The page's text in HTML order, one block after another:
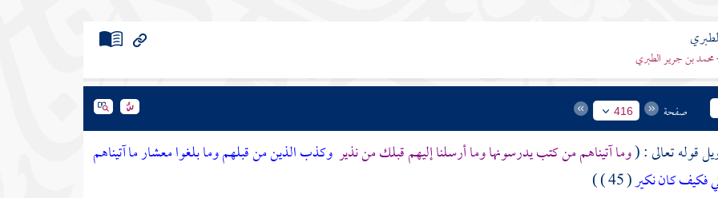
بن جرير الطبري
صفحة 416
قوله تعالى : (وما آتيناهم من كتب يدرسونها وما أرسلنا إليهم قبلك من نذير وكذب الذين من قبلهم وما بلغوا معشار ما آتيناهم
فكيف كان نكير( 45 ) )